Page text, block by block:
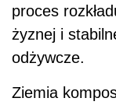
proces
żyznej i
odżywcze.
Ziemia